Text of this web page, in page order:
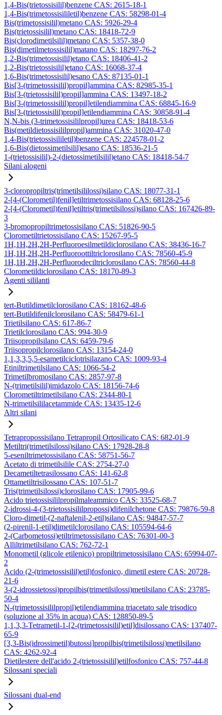
1,4-Bis(trietossisilil)benzene CAS: 2615-18-1
1,4-Bis(trimetossisililetil)benzene CAS: 58298-01-4
Bis(trimetossisilil)metano CAS: 5926-29-4
Bis(trietossisilil)metano CAS: 18418-72-9
Bis(clorodimetilsilil)metano CAS: 5357-38-0
Bis(dimetilmetossisilil)matano CAS: 18297-76-2
1,2-Bis(trimetossisilil)etano CAS: 18406-41-2
1,2-Bis(trietossisilil)etano CAS: 16068-37-4
1,6-Bis(trimetossisilil)esano CAS: 87135-01-1
Bis[3-(trimetossisilil)propil]ammina CAS: 82985-35-1
Bis[3-(trietossisilil)propil]ammina CAS: 13497-18-2
Bis[3-(trimetossisilil)propil]etilendiammina CAS: 68845-16-9
Bis[3-(trietossisilil)propil]etilendiammina CAS: 30858-91-4
N,N-bis (3-trimetossisililpropil)urea CAS: 18418-53-6
Bis(metildietossisililpropil)ammina CAS: 31020-47-0
1,4-Bis(trietossisililetil)benzene CAS: 224578-01-2
1,6-Bis(dietossimetilsilil)esano CAS: 18536-21-5
1-(trietossisilil)-2-(dietossimetilsilil)etano CAS: 18418-54-7
Silani alogeni
3-cloropropiltris(trimetilsililossi)silano CAS: 18077-31-1
2-[4-(Clorometil)fenil]etiltrimetossisilano CAS: 68128-25-6
2-[4-(Clorometil)fenil]etiltris(trimetilsilossi)silano CAS: 167426-89-
3
3-bromopropiltrimetossisilano CAS: 51826-90-5
Clorometiltrietossisilano CAS: 15267-95-5
1H,1H,2H,2H-Perfluoroesilmetildiclorosilano CAS: 38436-16-7
1H,1H,2H,2H-Perfluoroottiltriclorosilano CAS: 78560-45-9
1H,1H,2H,2H-Perfluorodeciltriclorosilano CAS: 78560-44-8
Clorometildiclorosilano CAS: 18170-89-3
Agenti sililanti
tert-Butildimetilclorosilano CAS: 18162-48-6
tert-Butildifenilclorosilano CAS: 58479-61-1
Trietilsilano CAS: 617-86-7
Trietilclorosilano CAS: 994-30-9
Triisopropilsilano CAS: 6459-79-6
Triisopropilclorosilano CAS: 13154-24-0
1,1,3,3,5,5-esametilciclotrisilazano CAS: 1009-93-4
Etiniltrimetilsilano CAS: 1066-54-2
Trimetilbromosilano CAS: 2857-97-8
N-(trimetilsilil)imidazolo CAS: 18156-74-6
Clorometiltrimetilsilano CAS: 2344-80-1
N-trimetilsililacetammide CAS: 13435-12-6
Altri silani
Tetrapropossisilano Tetrapropil Ortosilicato CAS: 682-01-9
Metiltri(trimetilsilossi)silano CAS: 17928-28-8
5-eseniltrimetossisilano CAS: 58751-56-7
Acetato di trimetilsilile CAS: 2754-27-0
Decametiltetrasilossano CAS: 141-62-8
Ottametiltrisilossano CAS: 107-51-7
Tris(trimetilsilossi)clorosilano CAS: 17905-99-6
Acido trietossisililpropilmaleammico CAS: 33525-68-7
2-idrossi-4-(3-trietossisililpropossi)difenilchetone CAS: 79876-59-8
Cloro-dimetil-(2-naftalenil-2-etil)silano CAS: 94847-57-7
(2-pirenil-1-etil)dimetilclorosilano CAS: 105594-64-6
2-(Carbometossi)etiltrimetossisilano CAS: 76301-00-3
Alliltrimetilsilano CAS: 762-72-1
Monometil (glicole etilenico) propiltrimetossisilano CAS: 65994-07-
2
Acido (2-(trimetossisilil)etil)fosfonico, dimetil estere CAS: 20728-
21-6
3-(2-idrossietossi)propilbis(trimetilsilossi)metilsilano CAS: 23785-
50-4
N-(trimetossisililpropil)etilendiammina triacetato sale trisodico
(soluzione al 35% in acqua) CAS: 128850-89-5
1,1,3,3-Tetrametil-1-[2-(trimetossisilil)etil]disilossano CAS: 137407-
65-9
[3,3-Bis(idrossimetil)butossi]propilbis(trimetilsilossi)metilsilano
CAS: 4262-92-4
Dietilestere dell'acido 2-(trietossisilil)etilfosfonico CAS: 757-44-8
Silossani speciali
Silossani dual-end